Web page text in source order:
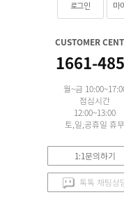
로그인 마
CUSTOMER
1661-
월~금
점심시간
12:00~13:00
토,일,공휴일 휴무
1:1문의하기
톡톡 채팅상